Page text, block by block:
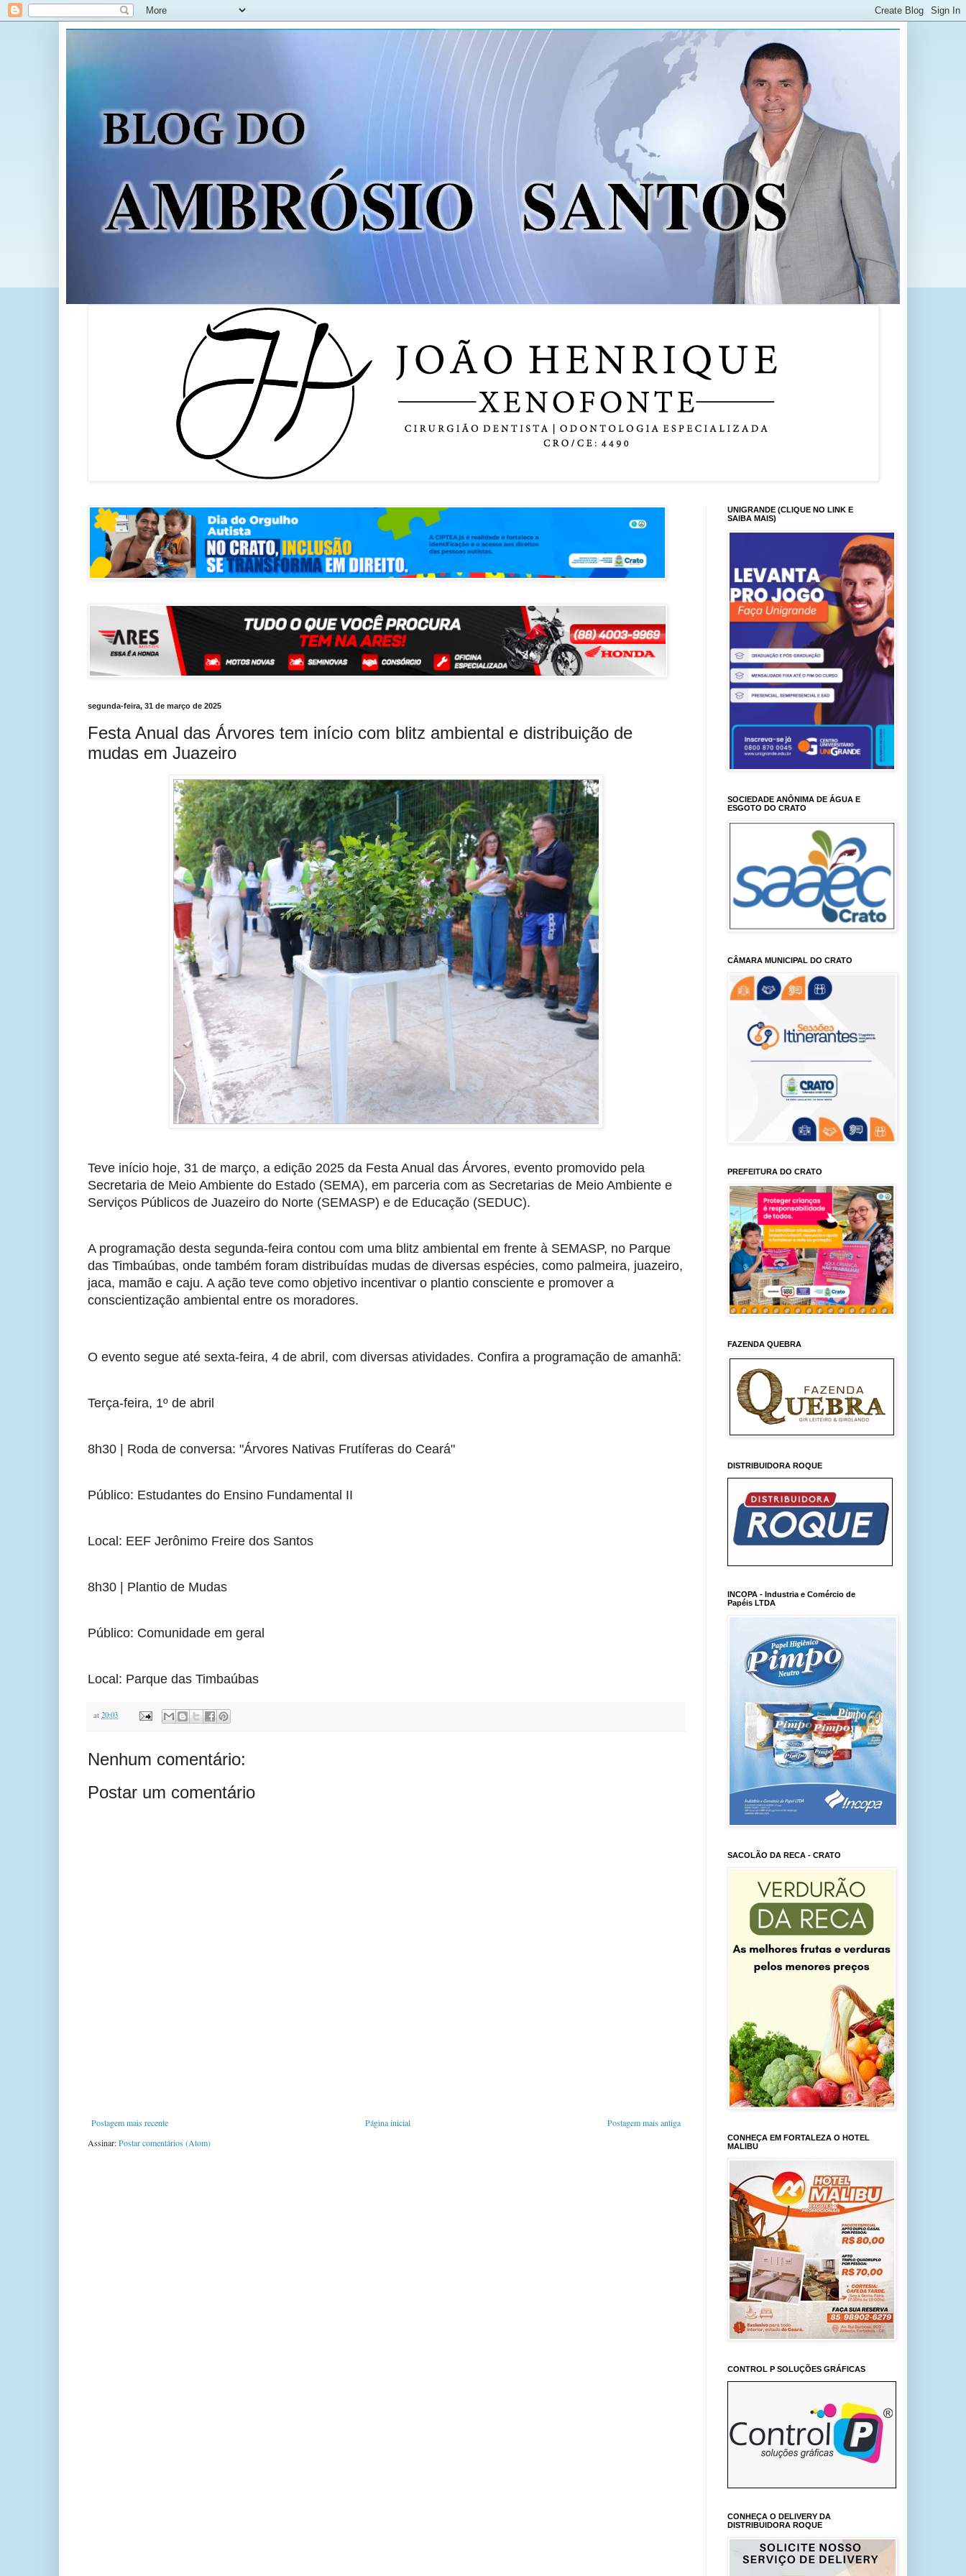
segunda-feira, 31 de março de 2025
Festa Anual das Árvores tem início com blitz ambiental e distribuição de
mudas em Juazeiro
Teve início hoje, 31 de março, a edição 2025 da Festa Anual das Árvores, evento promovido pela
Secretaria de Meio Ambiente do Estado (SEMA), em parceria com as Secretarias de Meio Ambiente e
Serviços Públicos de Juazeiro do Norte (SEMASP) e de Educação (SEDUC).
A programação desta segunda-feira contou com uma blitz ambiental em frente à SEMASP, no Parque
das Timbaúbas, onde também foram distribuídas mudas de diversas espécies, como palmeira, juazeiro,
jaca, mamão e caju. A ação teve como objetivo incentivar o plantio consciente e promover a
conscientização ambiental entre os moradores.
O evento segue até sexta-feira, 4 de abril, com diversas atividades. Confira a programação de amanhã:
Terça-feira, 1º de abril
8h30 | Roda de conversa: "Árvores Nativas Frutíferas do Ceará"
Público: Estudantes do Ensino Fundamental II
Local: EEF Jerônimo Freire dos Santos
8h30 | Plantio de Mudas
Público: Comunidade em geral
Local: Parque das Timbaúbas
at 20:03
Nenhum comentário:
Postar um comentário
Postagem mais recente Postagem mais antiga
Página inicial
Assinar:Postar comentários (Atom)
UNIGRANDE (CLIQUE NO LINK E
SAIBA MAIS)
SOCIEDADE ANÔNIMA DE ÁGUA E
ESGOTO DO CRATO
CÂMARA MUNICIPAL DO CRATO
PREFEITURA DO CRATO
FAZENDA QUEBRA
DISTRIBUIDORA ROQUE
INCOPA - Industria e Comércio de
Papéis LTDA
SACOLÃO DA RECA - CRATO
CONHEÇA EM FORTALEZA O HOTEL
MALIBU
CONTROL P SOLUÇÕES GRÁFICAS
CONHEÇA O DELIVERY DA
DISTRIBUIDORA ROQUE